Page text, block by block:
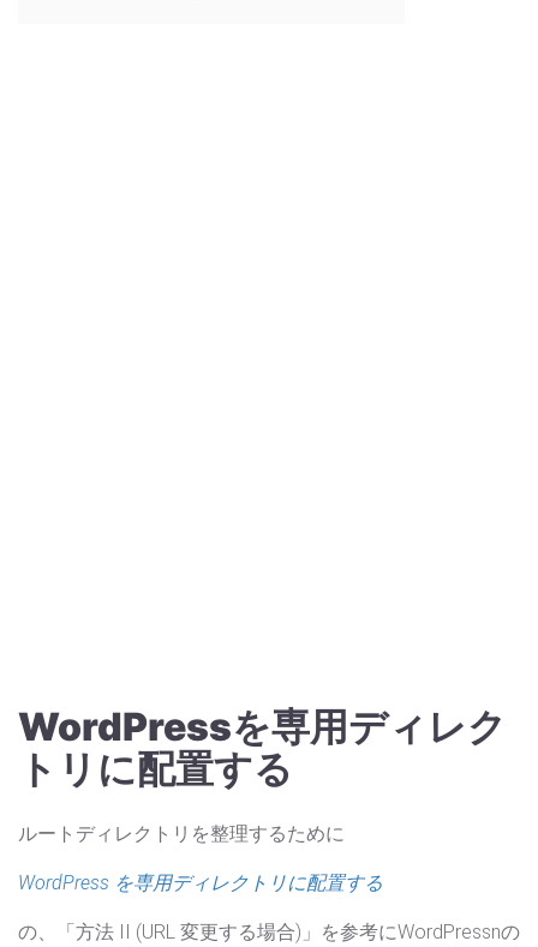
WordPressを専用ディレク
トリに配置する
ルートディレクトリを整理するために
WordPress を専用ディレクトリに配置する
の、「方法 II (URL 変更する場合)」を参考にWordPressnの